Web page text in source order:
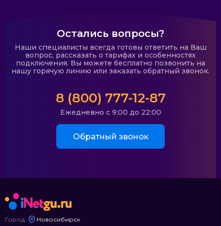
Остались вопросы?
Наши специалисты всегда готовы ответить на Ваш
вопрос, рассказать о тарифах и особенностях
подключения. Вы можете бесплатно позвонить на
нашу горячую линию или заказать обратный звонок.
8 (800) 777-12-87
Ежедневно с 9:00 до 22:00
Обратный звонок
Город: Новосибирск